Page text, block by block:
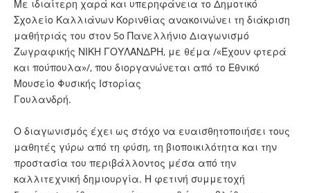
Με ιδιαίτερη χαρά και υπερηφάνεια το Δημοτικό
Σχολείο Καλλιάνων Κορινθίας ανακοινώνει τη διάκριση
μαθήτριάς του στον 5ο Πανελλήνιο Διαγωνισμό
Ζωγραφικής ΝΙΚΗ ΓΟΥΛΑΝΔΡΗ, με θέμα /«Έχουν φτερά
και πούπουλα»/, που διοργανώνεται από το Εθνικό
Μουσείο Φυσικής Ιστορίας
Γουλανδρή.
Ο διαγωνισμός έχει ως στόχο να ευαισθητοποιήσει τους
μαθητές γύρω από τη φύση, τη βιοποικιλότητα και την
προστασία του περιβάλλοντος μέσα από την
καλλιτεχνική δημιουργία. Η φετινή συμμετοχή